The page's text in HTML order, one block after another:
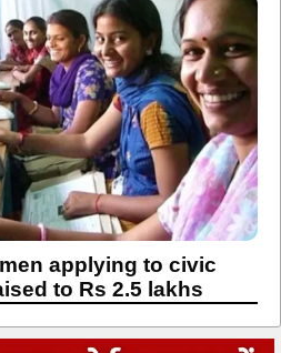
applying to civic
to Rs 2.5 lakhs